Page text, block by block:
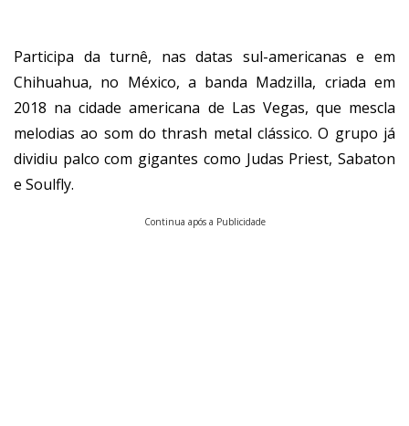
Participa da turnê, nas datas sul-americanas e em
Chihuahua, no México, a banda Madzilla, criada em
2018 na cidade americana de Las Vegas, que mescla
melodias ao som do thrash metal clássico. O grupo já
dividiu palco com gigantes como Judas Priest, Sabaton
e Soulfly.
Continua após a Publicidade